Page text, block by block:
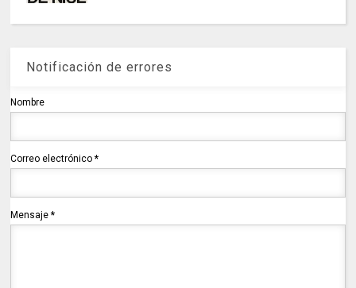
Notificación de errores
Nombre
Correo electrónico*
Mensaje*